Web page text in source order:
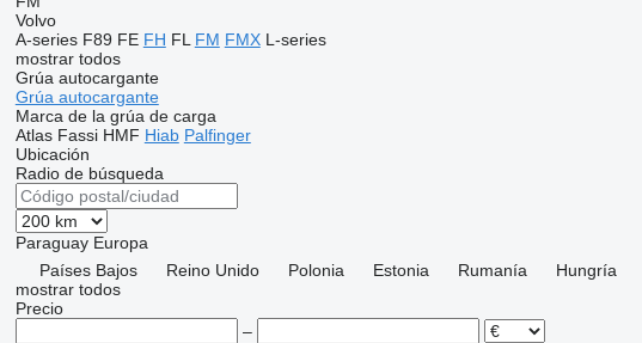
Volvo
A-series F89 FE FH FL FM FMX L-series
mostrar todos
Grúa autocargante
Grúa autocargante
Marca de la grúa de carga
Atlas Fassi HMF Hiab Palfinger
Ubicación
Radio de búsqueda
Paraguay Europa
Países Bajos
Reino Unido Polonia Estonia Rumanía Hungría
mostrar todos
Precio
–